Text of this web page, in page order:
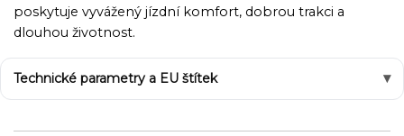
poskytuje vyvážený jízdní komfort, dobrou trakci a
dlouhou životnost.
Technické parametry a EU štítek